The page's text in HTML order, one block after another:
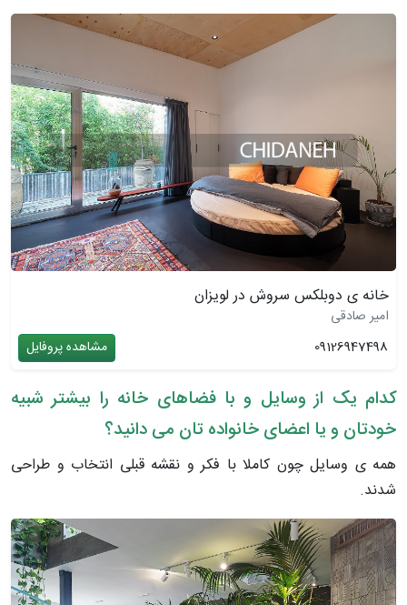
خانه ی دوبلکس سروش در لویزان
امیر صادقی
09126947498
مشاهده پروفایل
کدام یک از وسایل و با فضاهای خانه را بیشتر شبیه
خودتان و یا اعضای خانواده تان می دانید؟
همه ی وسایل چون کاملا با فکر و نقشه قبلی انتخاب و طراحی
شدند.